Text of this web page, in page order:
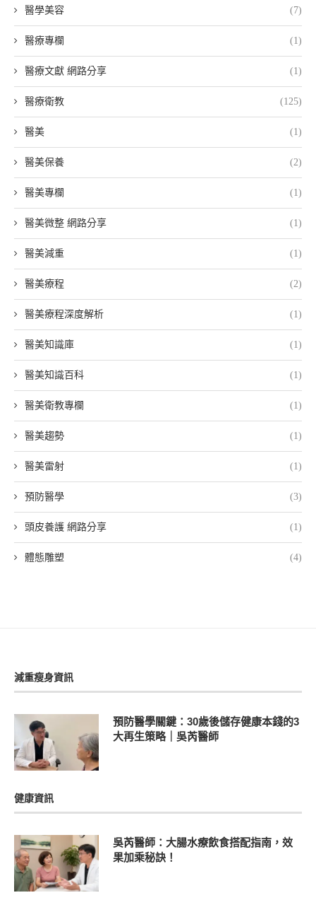
醫學美容 (7)
醫療專欄 (1)
醫療文獻 網路分享 (1)
醫療衛教 (125)
醫美 (1)
醫美保養 (2)
醫美專欄 (1)
醫美微整 網路分享 (1)
醫美減重 (1)
醫美療程 (2)
醫美療程深度解析 (1)
醫美知識庫 (1)
醫美知識百科 (1)
醫美衛教專欄 (1)
醫美趨勢 (1)
醫美雷射 (1)
預防醫學 (3)
頭皮養護 網路分享 (1)
體態雕塑 (4)
減重瘦身資訊
預防醫學關鍵：30歲後儲存健康本錢的3
大再生策略｜吳芮醫師
健康資訊
吳芮醫師：大腸水療飲食搭配指南，效
果加乘秘訣！